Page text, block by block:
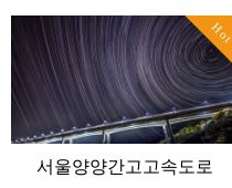
Hot
서울양양간고고속도로